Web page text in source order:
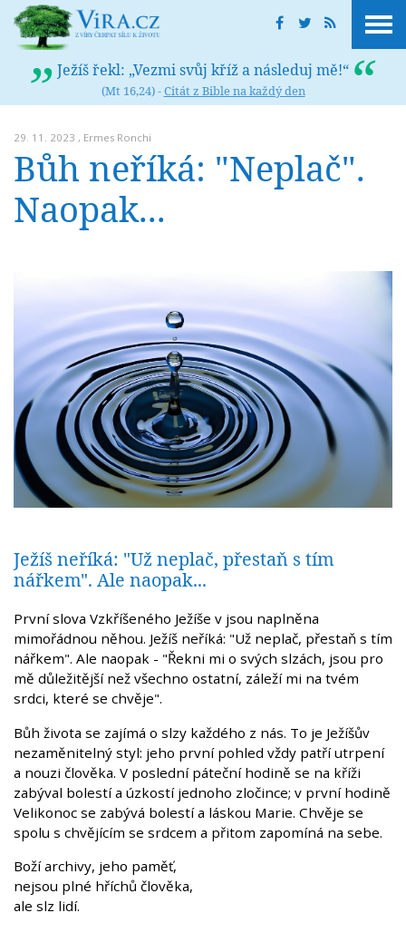
Ježíš řekl: „Vezmi svůj kříž a následuj mě!“
(Mt 16,24) -Citát z Bible na každý den
29. 11. 2023 , Ermes Ronchi
Bůh neříká: "Neplač".
Naopak...
Ježíš neříká: "Už neplač, přestaň s tím
nářkem". Ale naopak...
První slova Vzkříšeného Ježíše v jsou naplněna
mimořádnou něhou. Ježíš neříká: "Už neplač, přestaň s tím
nářkem". Ale naopak - "Řekni mi o svých slzách, jsou pro
mě důležitější než všechno ostatní, záleží mi na tvém
srdci, které se chvěje".
Bůh života se zajímá o slzy každého z nás. To je Ježíšův
nezaměnitelný styl: jeho první pohled vždy patří utrpení
a nouzi člověka. V poslední páteční hodině se na kříži
zabýval bolestí a úzkostí jednoho zločince; v první hodině
Velikonoc se zabývá bolestí a láskou Marie. Chvěje se
spolu s chvějícím se srdcem a přitom zapomíná na sebe.
Boží archivy, jeho paměť,
nejsou plné hříchů člověka,
ale slz lidí.